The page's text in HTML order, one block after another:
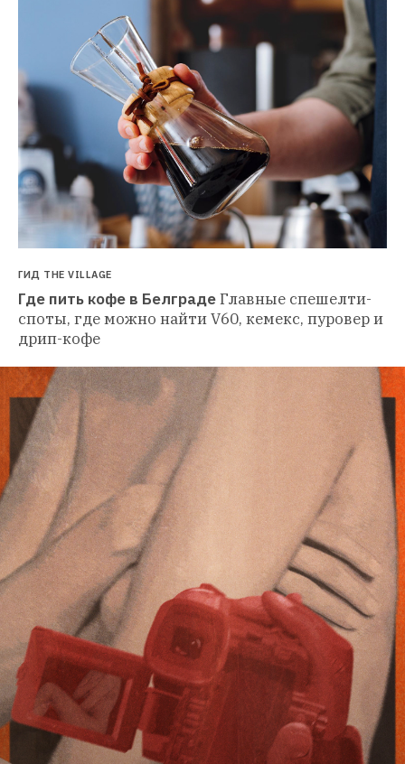
ГИД THE VILLAGE
Где пить кофе в БелградеГлавные спешелти-
споты, где можно найти V60, кемекс, пуровер и
дрип-кофе